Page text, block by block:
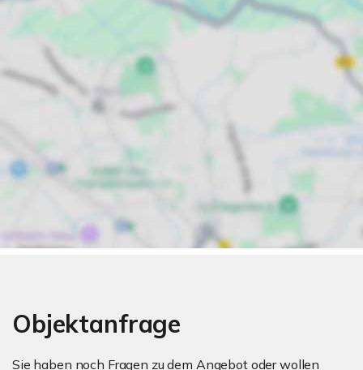
Objektanfrage
Sie haben noch Fragen zu dem Angebot oder wollen